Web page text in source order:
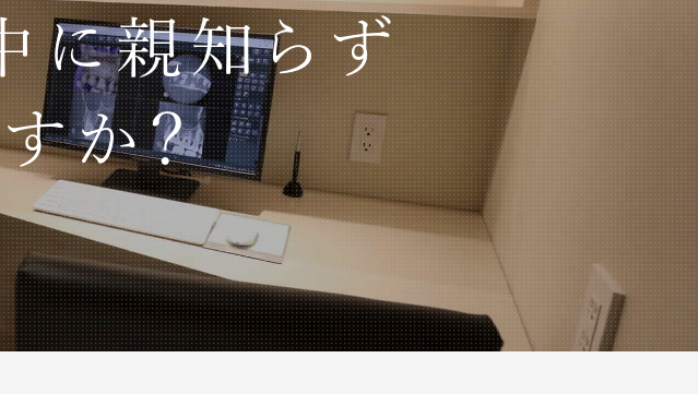
に親知らず
か？